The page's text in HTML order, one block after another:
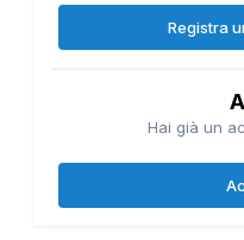
Registra
Hai già un